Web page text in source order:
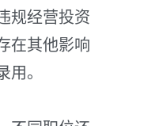
规经营投资
在其他影响
用。